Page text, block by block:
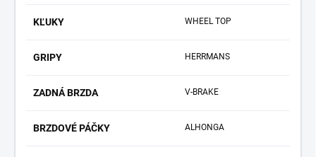
KĽUKY WHEEL TOP
GRIPY HERRMANS
ZADNÁ BRZDA V-BRAKE
BRZDOVÉ PÁČKY ALHONGA